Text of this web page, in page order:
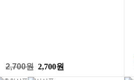
2,700원 2,700원